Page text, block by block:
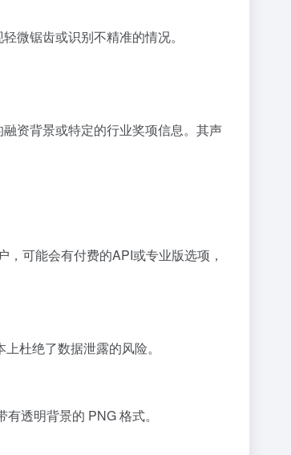
微锯齿或识别不精准的情况。
资背景或特定的行业奖项信息。其声
可能会有付费的API或专业版选项，
杜绝了数据泄露的风险。
透明背景的 PNG 格式。